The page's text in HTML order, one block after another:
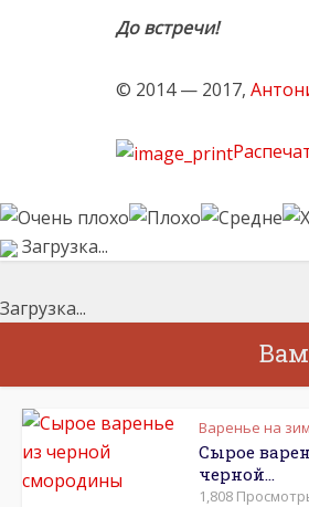
До встречи!
© 2014 — 2017,
Загрузка...
Загрузка...
Варенье на
Сырое
черной...
1,808